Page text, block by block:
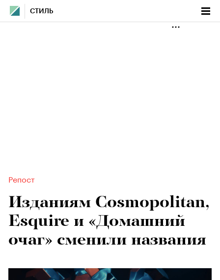
СТИЛЬ
Репост
Изданиям Cosmopolitan,
Esquire и «Домашний
очаг» сменили названия